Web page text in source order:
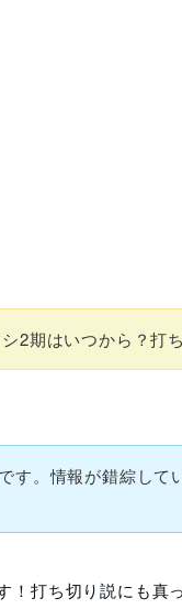
2期はいつから？打
す。情報が錯綜して
打ち切り説にも真